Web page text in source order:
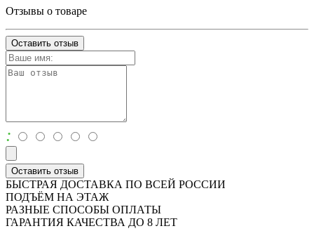
Отзывы о товаре
Оставить отзыв
:
Оставить отзыв
БЫСТРАЯ ДОСТАВКА ПО ВСЕЙ РОССИИ
ПОДЪЁМ НА ЭТАЖ
РАЗНЫЕ СПОСОБЫ ОПЛАТЫ
ГАРАНТИЯ КАЧЕСТВА ДО 8 ЛЕТ